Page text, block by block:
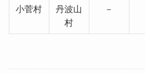
小菅村
丹波山
村
－